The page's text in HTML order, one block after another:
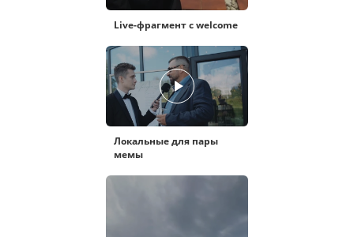
Live-фрагмент с welcome
Локальные для пары
мемы